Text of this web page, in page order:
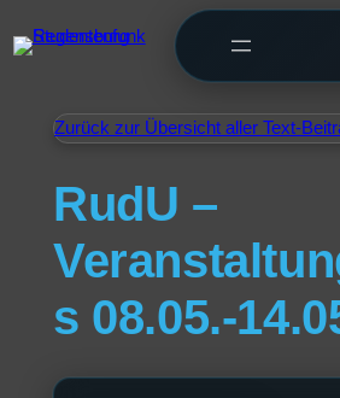
Zurück zur Übersicht aller Text-
RudU –
s 08.05.-